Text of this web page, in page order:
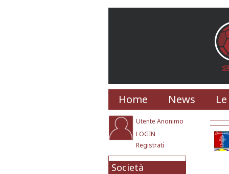
Home News
Utente Anonimo
LOGIN
Registrati
Società